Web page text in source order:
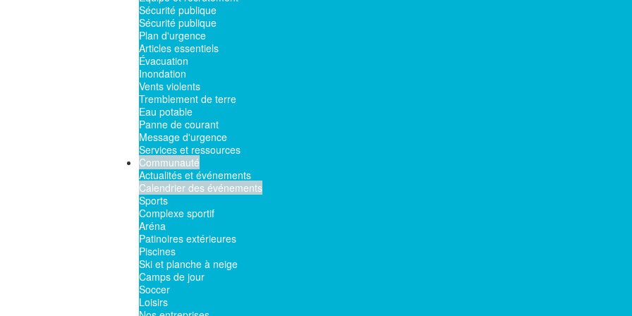
Sécurité publique
Sécurité publique
Plan d'urgence
Articles essentiels
Évacuation
Inondation
Vents violents
Tremblement de terre
Eau potable
Panne de courant
Message d'urgence
Services et ressources
Communauté
Actualités et événements
Calendrier des événements
Sports
Complexe sportif
Aréna
Patinoires extérieures
Piscines
Ski et planche à neige
Camps de jour
Soccer
Loisirs